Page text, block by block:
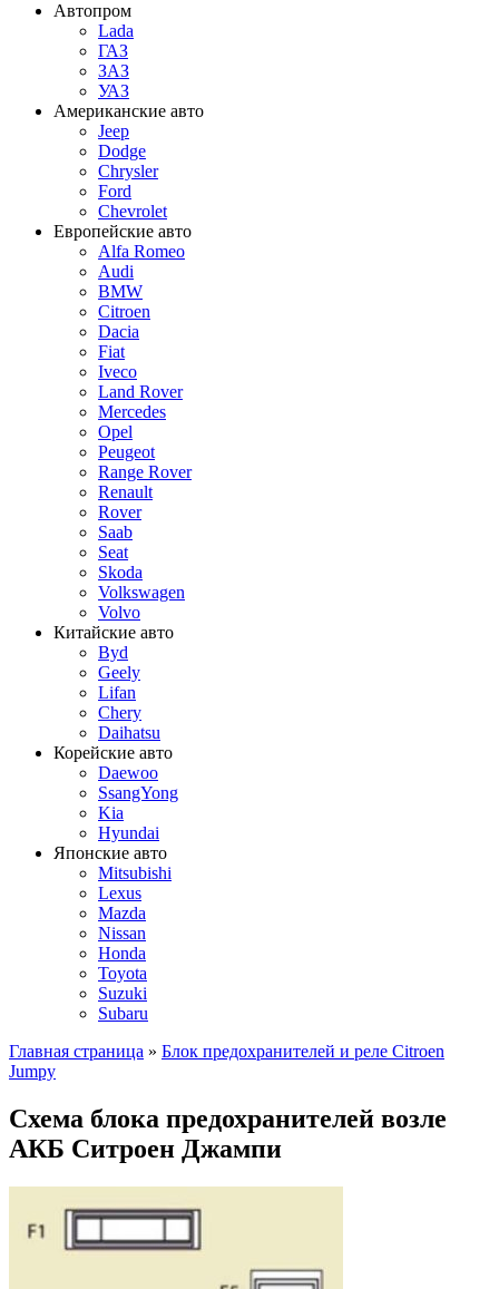
Автопром
Lada
ГАЗ
ЗАЗ
УАЗ
Американские авто
Jeep
Dodge
Chrysler
Ford
Chevrolet
Европейские авто
Alfa Romeo
Audi
BMW
Citroen
Dacia
Fiat
Iveco
Land Rover
Mercedes
Opel
Peugeot
Range Rover
Renault
Rover
Saab
Seat
Skoda
Volkswagen
Volvo
Китайские авто
Byd
Geely
Lifan
Chery
Daihatsu
Корейские авто
Daewoo
SsangYong
Kia
Hyundai
Японские авто
Mitsubishi
Lexus
Mazda
Nissan
Honda
Toyota
Suzuki
Subaru
Главная страница » Блок предохранителей и реле Citroen
Jumpy
Схема блока предохранителей возле
АКБ Ситроен Джампи